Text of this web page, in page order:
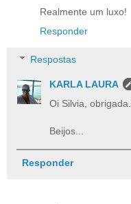
Realmente um luxo!
Responder
Respostas
KARLA LAURA
Oi Silvia, obrigada.
Beijos...
Responder